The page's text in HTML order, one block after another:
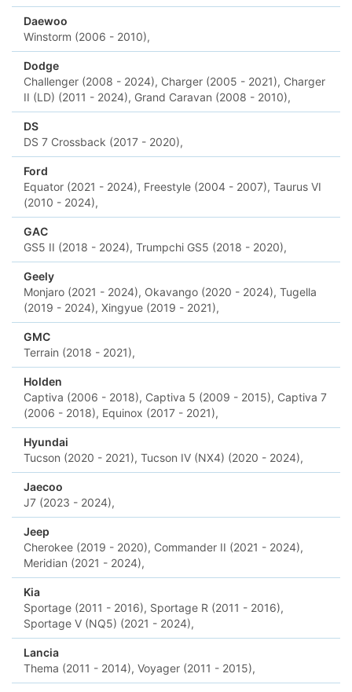
Daewoo
Winstorm (2006 - 2010),
Dodge
Challenger (2008 - 2024), Charger (2005 - 2021), Charger
II (LD) (2011 - 2024), Grand Caravan (2008 - 2010),
DS
DS 7 Crossback (2017 - 2020),
Ford
Equator (2021 - 2024), Freestyle (2004 - 2007), Taurus VI
(2010 - 2024),
GAC
GS5 II (2018 - 2024), Trumpchi GS5 (2018 - 2020),
Geely
Monjaro (2021 - 2024), Okavango (2020 - 2024), Tugella
(2019 - 2024), Xingyue (2019 - 2021),
GMC
Terrain (2018 - 2021),
Holden
Captiva (2006 - 2018), Captiva 5 (2009 - 2015), Captiva 7
(2006 - 2018), Equinox (2017 - 2021),
Hyundai
Tucson (2020 - 2021), Tucson IV (NX4) (2020 - 2024),
Jaecoo
J7 (2023 - 2024),
Jeep
Cherokee (2019 - 2020), Commander II (2021 - 2024),
Meridian (2021 - 2024),
Kia
Sportage (2011 - 2016), Sportage R (2011 - 2016),
Sportage V (NQ5) (2021 - 2024),
Lancia
Thema (2011 - 2014), Voyager (2011 - 2015),